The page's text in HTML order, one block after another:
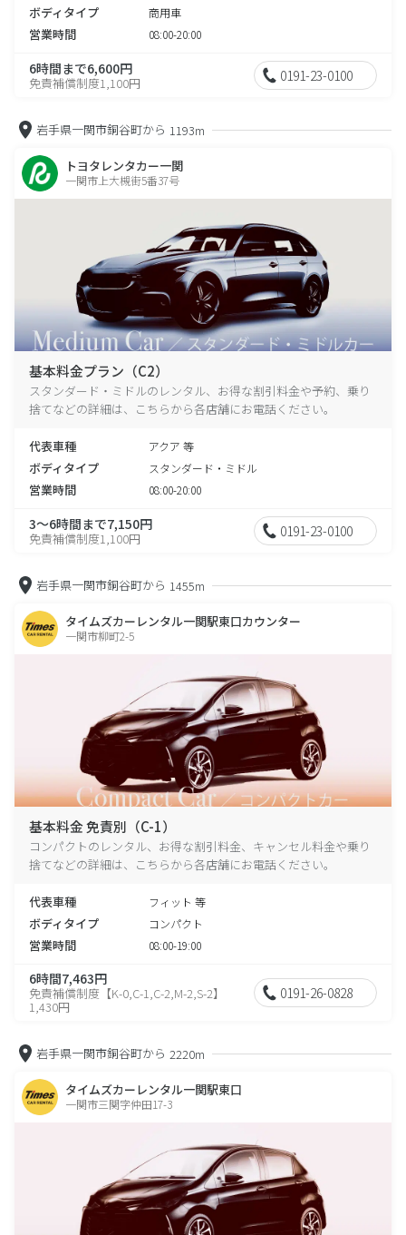
ボディタイプ 商用車
営業時間 08:00-20:00
6時間まで6,600円
免責補償制度1,100円 0191-23-0100
岩手県一関市銅谷町から 1193m
トヨタレンタカー一関
一関市上大槻街5番37号
基本料金プラン（C2）
スタンダード・ミドルのレンタル、お得な割引料金や予約、乗り
捨てなどの詳細は、こちらから各店舗にお電話ください。
代表車種 アクア 等
ボディタイプ スタンダード・ミドル
営業時間 08:00-20:00
3～6時間まで7,150円
免責補償制度1,100円 0191-23-0100
岩手県一関市銅谷町から 1455m
タイムズカーレンタル一関駅東口カウンター
一関市柳町2-5
基本料金 免責別（C-1）
コンパクトのレンタル、お得な割引料金、キャンセル料金や乗り
捨てなどの詳細は、こちらから各店舗にお電話ください。
代表車種 フィット 等
ボディタイプ コンパクト
営業時間 08:00-19:00
6時間7,463円
免責補償制度【K-0,C-1,C-2,M-2,S-2】
1,430円
0191-26-0828
岩手県一関市銅谷町から 2220m
タイムズカーレンタル一関駅東口
一関市三関字仲田17-3